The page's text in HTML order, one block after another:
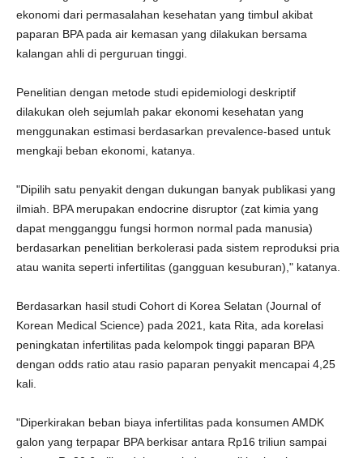
ekonomi dari permasalahan kesehatan yang timbul akibat
paparan BPA pada air kemasan yang dilakukan bersama
kalangan ahli di perguruan tinggi.
Penelitian dengan metode studi epidemiologi deskriptif
dilakukan oleh sejumlah pakar ekonomi kesehatan yang
menggunakan estimasi berdasarkan prevalence-based untuk
mengkaji beban ekonomi, katanya.
"Dipilih satu penyakit dengan dukungan banyak publikasi yang
ilmiah. BPA merupakan endocrine disruptor (zat kimia yang
dapat mengganggu fungsi hormon normal pada manusia)
berdasarkan penelitian berkolerasi pada sistem reproduksi pria
atau wanita seperti infertilitas (gangguan kesuburan)," katanya.
Berdasarkan hasil studi Cohort di Korea Selatan (Journal of
Korean Medical Science) pada 2021, kata Rita, ada korelasi
peningkatan infertilitas pada kelompok tinggi paparan BPA
dengan odds ratio atau rasio paparan penyakit mencapai 4,25
kali.
"Diperkirakan beban biaya infertilitas pada konsumen AMDK
galon yang terpapar BPA berkisar antara Rp16 triliun sampai